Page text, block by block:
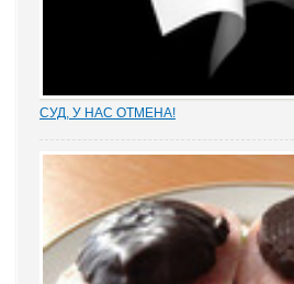
СУД, У НАС ОТМЕНА!
«прокручивая» маховик судебной
адвокатских сообществ встречаются